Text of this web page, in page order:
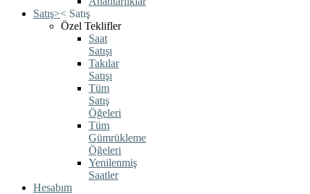
Satış>< Satış
Özel Teklifler
Saat
Satışı
Takılar
Satışı
Tüm
Satış
Öğeleri
Tüm
Gümrükleme
Öğeleri
Yenilenmiş
Saatler
Hesabım